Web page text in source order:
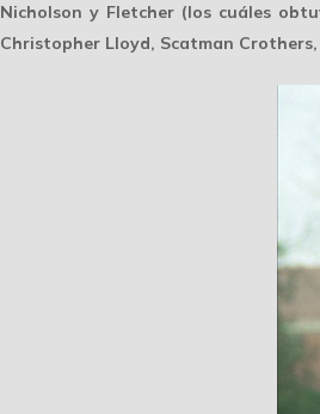
Nicholson y Fletcher (los cuáles
Christopher Lloyd, Scatman